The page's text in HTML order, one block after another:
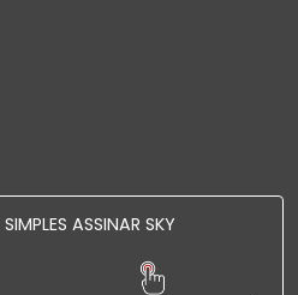
ASSINAR SKY